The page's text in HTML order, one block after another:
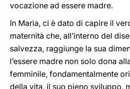
vocazione ad essere madre.
In Maria, ci è dato di capire il
maternità che, all’interno del
salvezza, raggiunge la sua
l’essere madre non solo dona
femminile, fondamentalmente
della vita, il suo pieno sviluppo,